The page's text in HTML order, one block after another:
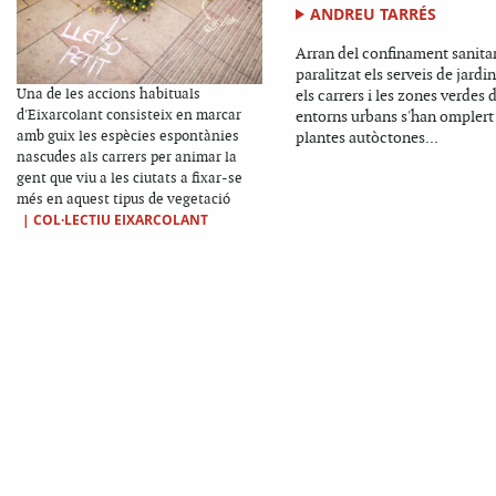
Una de les accions habituals
d'Eixarcolant consisteix en marcar
amb guix les espècies espontànies
nascudes als carrers per animar la
gent que viu a les ciutats a fixar-se
més en aquest tipus de vegetació
| COL·LECTIU EIXARCOLANT
ANDREU TARRÉS
Arran del confinament
paralitzat els serveis de
els carrers i les zones verdes
entorns urbans s'han omplert
plantes autòctones...